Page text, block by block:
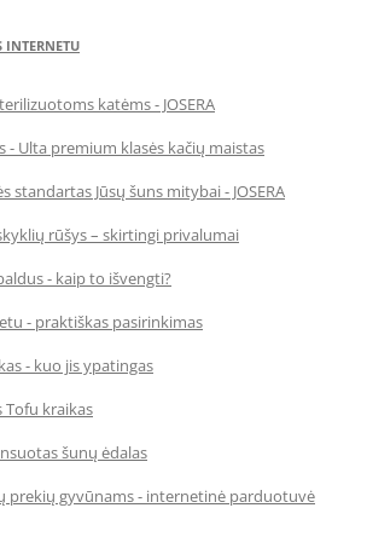
INTERNETU
katėms - JOSERA
- Ulta premium klasės kačių maistas
standartas Jūsų šuns mitybai - JOSERA
rūšys – skirtingi privalumai
- kaip to išvengti?
- praktiškas pasirinkimas
- kuo jis ypatingas
Tofu kraikas
šunų ėdalas
prekių gyvūnams - internetinė parduotuvė